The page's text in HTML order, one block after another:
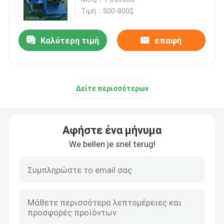
Καλώδιο που στρίβει τη μηχανή
Μηχανή περιτύλιξης καλωδίων
Τιμή：500-800$
Καλύτερη τιμή επαφή
Δείτε περισσότερων
Αφήστε ένα μήνυμα
We bellen je snel terug!